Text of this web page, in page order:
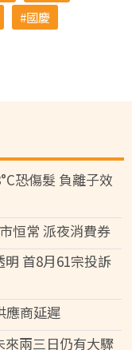
國慶
恐傷髮 負離子效
恒常 派夜消費券
首8月61宗投訴
應商延遲
兩三日仍有大驟